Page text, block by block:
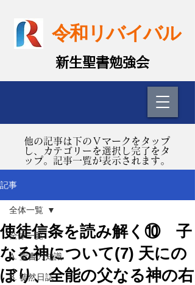
令和リバイバル
​新生聖書勉強会
​他の記事は下のＶマークをタップ
し、カテゴリーを選択し完了をタ
ップ。記事一覧が表示されます。
記事
全体一覧
A. 聖書の知識
B. 徒然日誌
全体一覧
使徒信条を読み解く⑩ 子
なる神について(7) 天にの
ぼり、全能の父なる神の右